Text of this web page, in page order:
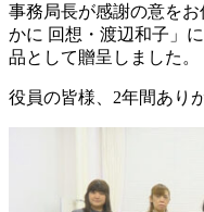
事務局長が感謝の意を
かに 回想・渡辺和子」
品として贈呈しました。
役員の皆様、2年間あり